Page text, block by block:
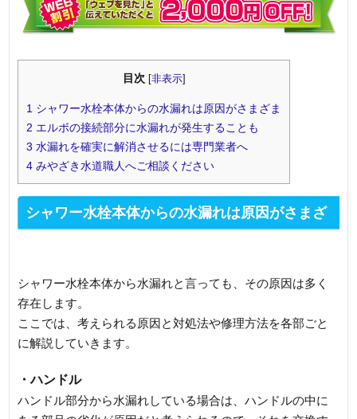
目次 [非表示]
1 シャワー水栓本体からの水漏れは原因がさまざま
2 エルボの接続部分に水漏れが発生することも
3 水漏れを確実に解消させるには専門業者へ
4 みやざき水道職人へご相談ください
シャワー水栓本体からの水漏れは原因がさまざ
シャワー水栓本体から水漏れと言っても、その原因は多く
存在します。
ここでは、考えられる原因と対処法や修理方法を各部ごと
に解説していきます。
・ハンドル
ハンドル部分から水漏れしている場合は、ハンドルの中に